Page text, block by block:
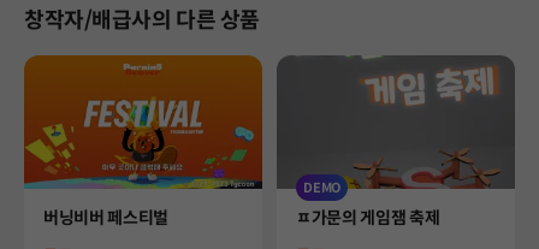
창작자/배급사의 다른 상품
Product
버닝비버 페스티벌
DEMO
Product
ㅍ가문의 게임잼 축제